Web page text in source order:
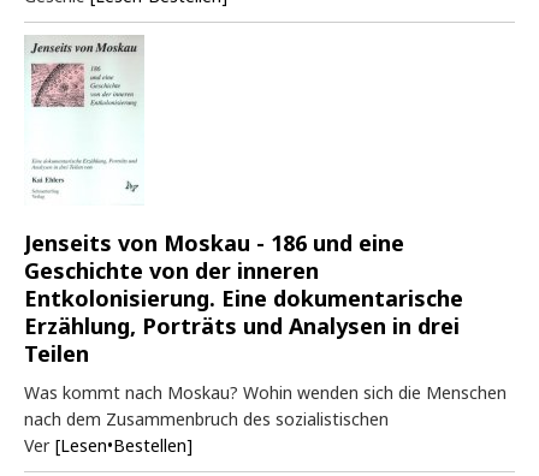
Jenseits von Moskau - 186 und eine
Geschichte von der inneren
Entkolonisierung. Eine dokumentarische
Erzählung, Porträts und Analysen in drei
Teilen
Was kommt nach Moskau? Wohin wenden sich die Menschen
nach dem Zusammenbruch des sozialistischen
Ver [Lesen•Bestellen]